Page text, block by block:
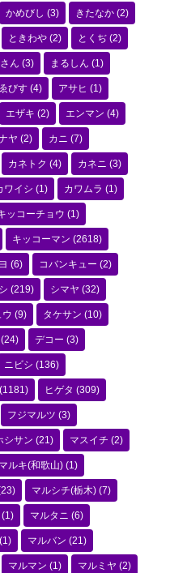
かめびし (3) きたなか (2)
ときわや (2) とくぢ (2)
ん (3) まるしん (1)
ゑびす (4) アサヒ (1)
エザキ (2) エンマン (4)
ヤ (2) カニ (7)
カネトク (4) カネニ (3)
ワイシ (1) カワムラ (1)
ッコーチョウ (1)
キッコーマン (2618)
(6) コバンキュー (2)
(219) シマヤ (32)
ウ (9) タケサン (10)
(24) デコー (3)
ニビシ (136)
(1181) ヒゲタ (309)
フジマルツ (3)
シサン (21) マスイチ (2)
マルキ(和歌山) (1)
マルシチ(栃木) (7)
(1) マルタニ (6)
(1) マルバン (21)
マルマン (1) マルミヤ (2)